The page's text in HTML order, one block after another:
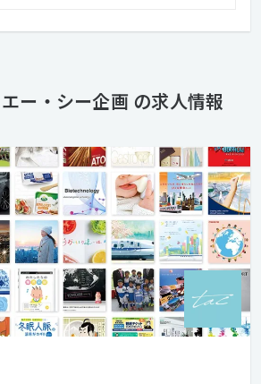
ー・シー企画 の求人情報